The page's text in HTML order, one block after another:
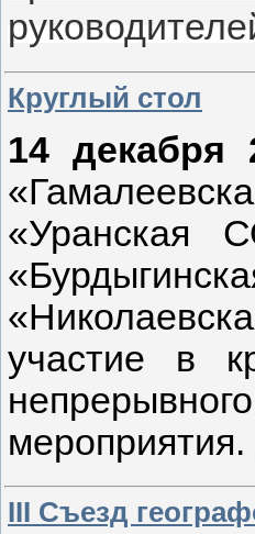
Круглый стол
14 декабря
«Уранская
участие в
мероприятия.
III Съезд